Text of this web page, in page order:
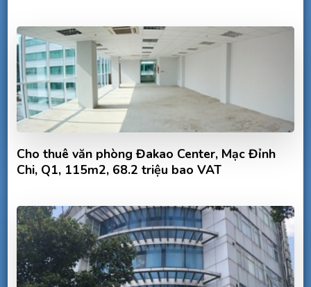
Cho thuê văn phòng Đakao Center, Mạc Đỉnh
Chi, Q1, 115m2, 68.2 triệu bao VAT